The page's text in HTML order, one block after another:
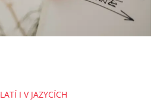
I V JAZYCÍCH